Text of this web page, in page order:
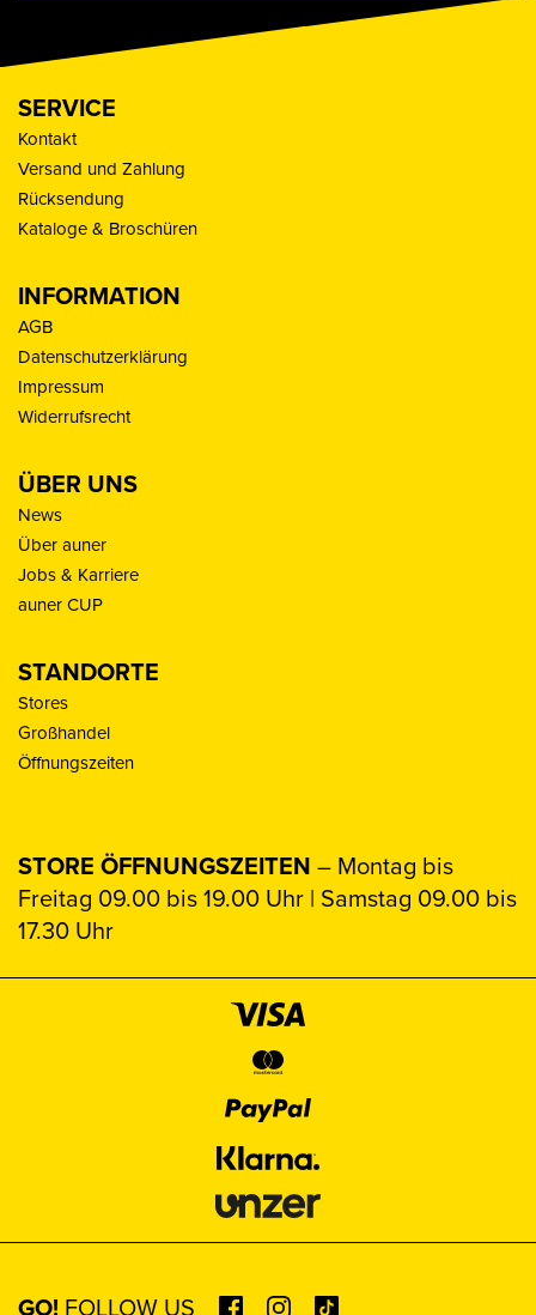
SERVICE
Kontakt
Versand und Zahlung
Rücksendung
Kataloge & Broschüren
INFORMATION
AGB
Datenschutzerklärung
Impressum
Widerrufsrecht
ÜBER UNS
News
Über auner
Jobs & Karriere
auner CUP
STANDORTE
Stores
Großhandel
Öffnungszeiten
STORE ÖFFNUNGSZEITEN – Montag bis
Freitag 09.00 bis 19.00 Uhr | Samstag 09.00 bis
17.30 Uhr
GO!